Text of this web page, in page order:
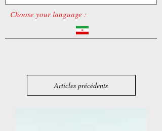
Choose your language :
Articles précédents